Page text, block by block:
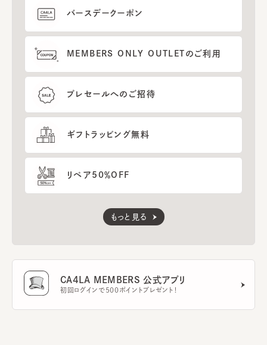
バースデークーポン
MEMBERS ONLY OUTLETのご利用
プレセールへのご招待
ギフトラッピング無料
リペア50％OFF
もっと見る
CA4LA MEMBERS 公式アプリ
初回ログインで500ポイントプレゼント！